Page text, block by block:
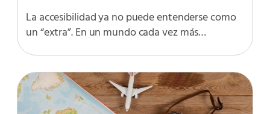
La accesibilidad ya no puede entenderse como
un “extra”. En un mundo cada vez más…